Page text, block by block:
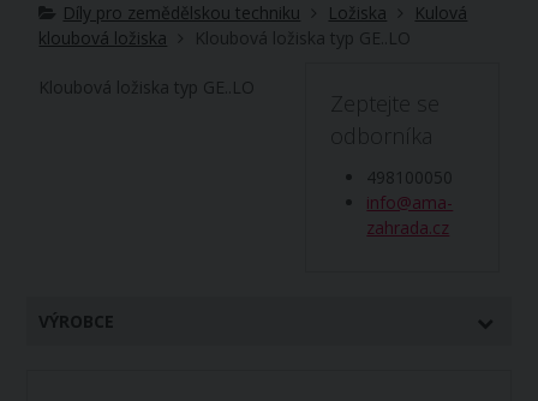
Díly pro zemědělskou techniku Ložiska
Kulová
kloubová ložiska
Kloubová ložiska typ GE..LO
Zeptejte se
odborníka
498100050
info@ama-
zahrada.cz
Kloubová ložiska typ GE..LO
VÝROBCE